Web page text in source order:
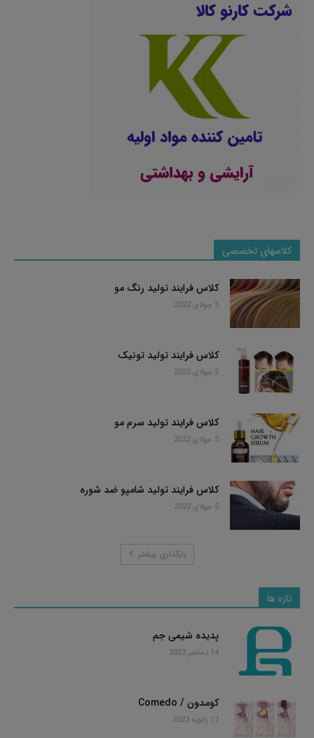
کلاسهای تخصصی
کلاس فرایند تولید رنگ مو
5 جولای 2022
کلاس فرایند تولید تونیک
5 جولای 2022
کلاس فرایند تولید سرم مو
5 جولای 2022
کلاس فرایند تولید شامپو ضد شوره
5 جولای 2022
بارگذاری بیشتر
تازه ها
پدیده شیمی جم
14 دسامبر 2023
کومدون / Comedo
17 ژانویه 2023